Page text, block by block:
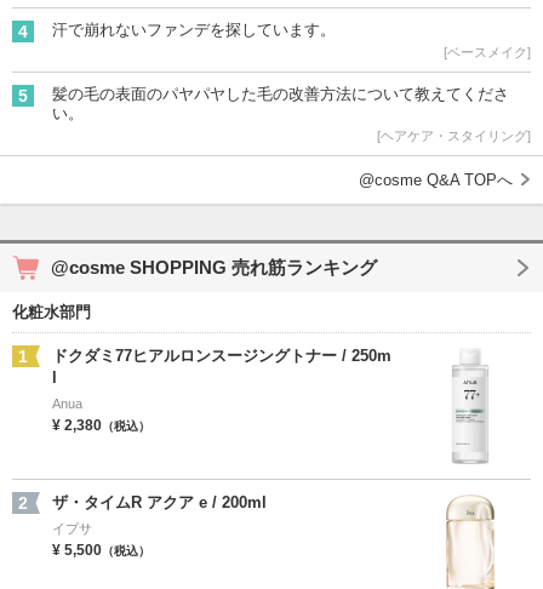
4 汗で崩れないファンデを探しています。
[ベースメイク]
5
髪の毛の表面のパヤパヤした毛の改善方法について教えてくださ
い。
[ヘアケア・スタイリング]
@cosme Q&A TOPへ
@cosme SHOPPING 売れ筋ランキング
化粧水部門
1
ドクダミ77ヒアルロンスージングトナー / 250m
l
Anua
¥ 2,380 （税込）
2 ザ・タイムR アクア e / 200ml
イプサ
¥ 5,500 （税込）